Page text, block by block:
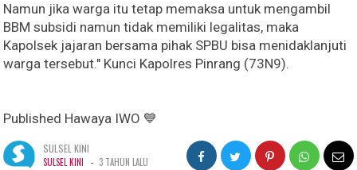
Namun jika warga itu tetap memaksa untuk mengambil
BBM subsidi namun tidak memiliki legalitas, maka
Kapolsek jajaran bersama pihak SPBU bisa menidaklanjuti
warga tersebut." Kunci Kapolres Pinrang (73N9).
Published Hawaya IWO 💙
SULSEL KINI
SULSEL KINI - 3 TAHUN LALU